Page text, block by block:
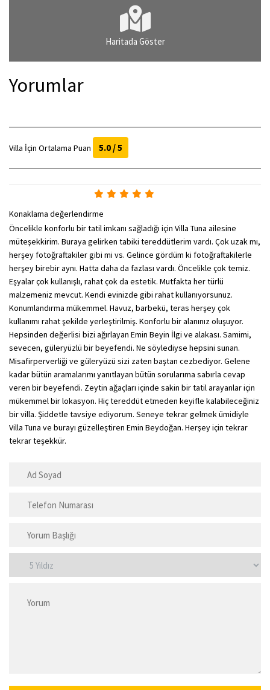
Haritada Göster
Yorumlar
Villa İçin Ortalama Puan 5.0 / 5
Konaklama değerlendirme
Öncelikle konforlu bir tatil imkanı sağladığı için Villa Tuna ailesine
müteşekkirim. Buraya gelirken tabiki tereddütlerim vardı. Çok uzak mı,
herşey fotoğraftakiler gibi mi vs. Gelince gördüm ki fotoğraftakilerle
herşey birebir aynı. Hatta daha da fazlası vardı. Öncelikle çok temiz.
Eşyalar çok kullanışlı, rahat çok da estetik. Mutfakta her türlü
malzemeniz mevcut. Kendi evinizde gibi rahat kullanıyorsunuz.
Konumlandırma mükemmel. Havuz, barbekü, teras herşey çok
kullanımı rahat şekilde yerleştirilmiş. Konforlu bir alanınız oluşuyor.
Hepsinden değerlisi bizi ağırlayan Emin Beyin İlgi ve alakası. Samimi,
sevecen, güleryüzlü bir beyefendi. Ne söylediyse hepsini sunan.
Misafirperverliği ve güleryüzü sizi zaten baştan cezbediyor. Gelene
kadar bütün aramalarımı yanıtlayan bütün sorularıma sabırla cevap
veren bir beyefendi. Zeytin ağaçları içinde sakin bir tatil arayanlar için
mükemmel bir lokasyon. Hiç tereddüt etmeden keyifle kalabileceğiniz
bir villa. Şiddetle tavsiye ediyorum. Seneye tekrar gelmek ümidiyle
Villa Tuna ve burayı güzelleştiren Emin Beydoğan. Herşey için tekrar
tekrar teşekkür.